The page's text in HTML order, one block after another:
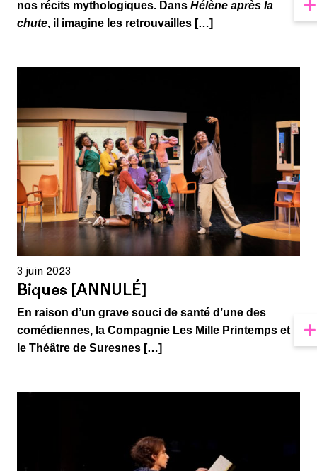
nos récits mythologiques. Dans Hélène après la
chute, il imagine les retrouvailles […]
3 juin 2023
Biques [ANNULÉ]
En raison d’un grave souci de santé d’une des
comédiennes, la Compagnie Les Mille Printemps et
le Théâtre de Suresnes […]